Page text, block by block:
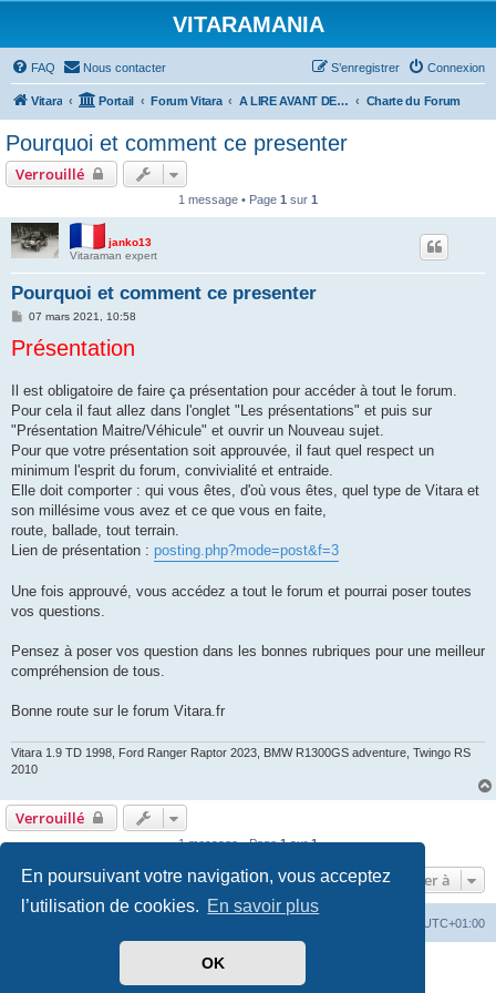
En poursuivant votre navigation, vous acceptez
l’utilisation de cookies. En savoir plus
OK
VITARAMANIA
FAQ Nous contacter Connexion
S’enregistrer
Vitara Portail Forum Vitara A LIRE AVANT DE POSTER Charte du Forum
Pourquoi et comment ce presenter
Verrouillé
1 message • Page 1 sur 1
janko13
Vitaraman expert
Pourquoi et comment ce presenter
M
s
s
e
07 mars 2021, 10:58
Présentation
Il est obligatoire de faire ça présentation pour accéder à tout le forum.
Pour cela il faut allez dans l'onglet "Les présentations" et puis sur
"Présentation Maitre/Véhicule" et ouvrir un Nouveau sujet.
Pour que votre présentation soit approuvée, il faut quel respect un
minimum l'esprit du forum, convivialité et entraide.
Elle doit comporter : qui vous êtes, d'où vous êtes, quel type de Vitara et
son millésime vous avez et ce que vous en faite,
route, ballade, tout terrain.
Lien de présentation : posting.php?mode=post&f=3
Une fois approuvé, vous accédez a tout le forum et pourrai poser toutes
vos questions.
Pensez à poser vos question dans les bonnes rubriques pour une meilleur
compréhension de tous.
Bonne route sur le forum Vitara.fr
Vitara 1.9 TD 1998, Ford Ranger Raptor 2023, BMW R1300GS adventure, Twingo RS
2010
Verrouillé
1 message • Page1sur1
Aller à
UTC+01:00
phpBB ® Forum Software © phpBB Limited
phpBB-fr.com